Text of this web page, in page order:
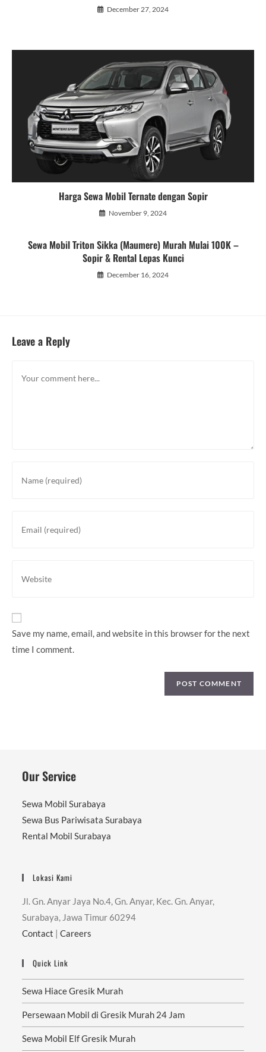
December 27, 2024
Harga Sewa Mobil Ternate dengan Sopir
November 9, 2024
Sewa Mobil Triton Sikka (Maumere) Murah Mulai 100K –
Sopir & Rental Lepas Kunci
December 16, 2024
Leave a Reply
your
username
your
your
URL
Save my name, email, and website in this browser for the next
time I comment.
Our Service
Sewa Mobil Surabaya
Sewa Bus Pariwisata Surabaya
Rental Mobil Surabaya
Lokasi Kami
Jl. Gn. Anyar Jaya No.4, Gn. Anyar, Kec. Gn. Anyar,
Surabaya, Jawa Timur 60294
Contact |Careers
Quick Link
Sewa Hiace Gresik Murah
Persewaan Mobil di Gresik Murah 24 Jam
Sewa Mobil Elf Gresik Murah